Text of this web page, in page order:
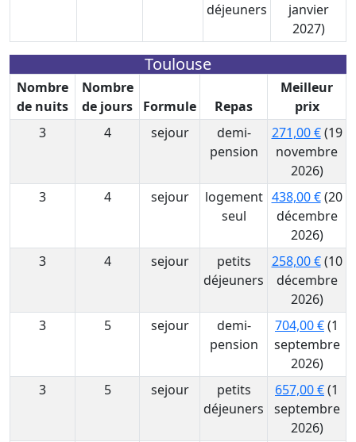
déjeuners
janvier
2027)
Toulouse
Nombre
de nuits
Nombre
de jours
Formule Repas
Meilleur
prix
3
4 sejour
demi-
pension
271,00 €(19
novembre
2026)
3
4 sejour
logement
seul
438,00 €(20
décembre
2026)
3
4 sejour
petits
déjeuners
258,00 €(10
décembre
2026)
3
5 sejour
demi-
pension
704,00 €(1
septembre
2026)
3
5 sejour
petits
déjeuners
657,00 €(1
septembre
2026)